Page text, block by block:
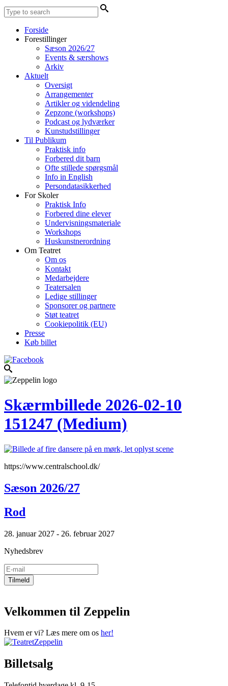
Forside
Forestillinger
Sæson 2026/27
Events & særshows
Arkiv
Aktuelt
Oversigt
Arrangementer
Artikler og videndeling
Zepzone (workshops)
Podcast og lydværker
Kunstudstillinger
Til Publikum
Praktisk info
Forbered dit barn
Ofte stillede spørgsmål
Info in English
Persondatasikkerhed
For Skoler
Praktisk Info
Forbered dine elever
Undervisningsmateriale
Workshops
Huskunstnerordning
Om Teatret
Om os
Kontakt
Medarbejdere
Teatersalen
Ledige stillinger
Sponsorer og partnere
Støt teatret
Cookiepolitik (EU)
Presse
Køb billet
Skærmbillede 2026-02-10
151247 (Medium)
https://www.centralschool.dk/
Sæson 2026/27
Rod
28. januar 2027 - 26. februar 2027
Nyhedsbrev
Velkommen til Zeppelin
Hvem er vi? Læs mere om os her!
Billetsalg